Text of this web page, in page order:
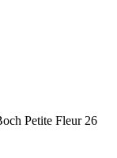
Petite Fleur 26